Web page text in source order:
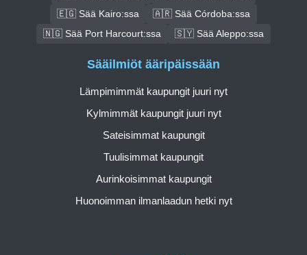
🇪🇬 Sää Kairo:ssa
🇦🇷 Sää Córdoba:ssa
🇳🇬 Sää Port Harcourt:ssa
🇸🇾 Sää Aleppo:ssa
Sääilmiöt ääripäissään
Lämpimimmät kaupungit juuri nyt
Kylmimmät kaupungit juuri nyt
Sateisimmat kaupungit
Tuulisimmat kaupungit
Aurinkoisimmat kaupungit
Huonoimman ilmanlaadun hetki nyt